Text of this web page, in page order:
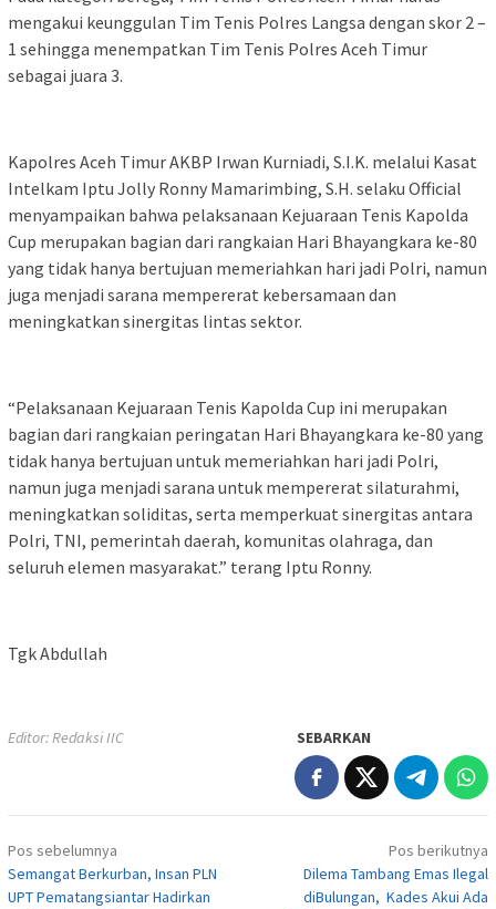
mengakui keunggulan Tim Tenis Polres Langsa dengan skor 2 –
1 sehingga menempatkan Tim Tenis Polres Aceh Timur
sebagai juara 3.
Kapolres Aceh Timur AKBP Irwan Kurniadi, S.I.K. melalui Kasat
Intelkam Iptu Jolly Ronny Mamarimbing, S.H. selaku Official
menyampaikan bahwa pelaksanaan Kejuaraan Tenis Kapolda
Cup merupakan bagian dari rangkaian Hari Bhayangkara ke-80
yang tidak hanya bertujuan memeriahkan hari jadi Polri, namun
juga menjadi sarana mempererat kebersamaan dan
meningkatkan sinergitas lintas sektor.
“Pelaksanaan Kejuaraan Tenis Kapolda Cup ini merupakan
bagian dari rangkaian peringatan Hari Bhayangkara ke-80 yang
tidak hanya bertujuan untuk memeriahkan hari jadi Polri,
namun juga menjadi sarana untuk mempererat silaturahmi,
meningkatkan soliditas, serta memperkuat sinergitas antara
Polri, TNI, pemerintah daerah, komunitas olahraga, dan
seluruh elemen masyarakat.” terang Iptu Ronny.
Tgk Abdullah
Editor: Redaksi IIC SEBARKAN
Navigasi
pos
Pos sebelumnya
Semangat Berkurban, Insan PLN
UPT Pematangsiantar Hadirkan
Pos berikutnya
Dilema Tambang Emas Ilegal
diBulungan, Kades Akui Ada